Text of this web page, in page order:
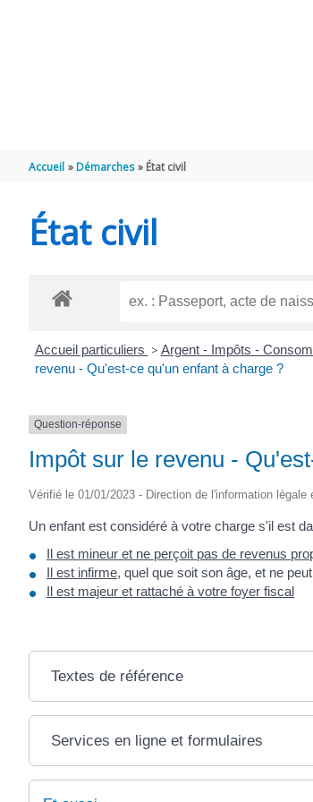
Accueil Démarches État civil
État civil
Accueil particuliers > Argent - Impôts -
revenu - Qu'est-ce qu'un enfant à charge ?
Question-réponse
Impôt sur le revenu -
Vérifié le 01/01/2023 - Direction de l'information
Un enfant est considéré à votre charge s'il est
Il est mineur et ne perçoit pas de revenus
Il est infirme, quel que soit son âge, et ne
Il est majeur et rattaché à votre foyer fiscal
Textes de référence
Services en ligne et formulaires